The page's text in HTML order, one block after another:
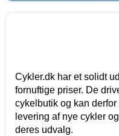
Cykler.dk har et solidt
fornuftige priser. De
cykelbutik og kan
levering af nye cykler
deres udvalg.